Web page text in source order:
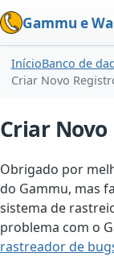
Gammu e
InícioBanco de
Criar Novo
Criar
Obrigado por
do Gammu, mas
sistema de
problema com o
rastreador de